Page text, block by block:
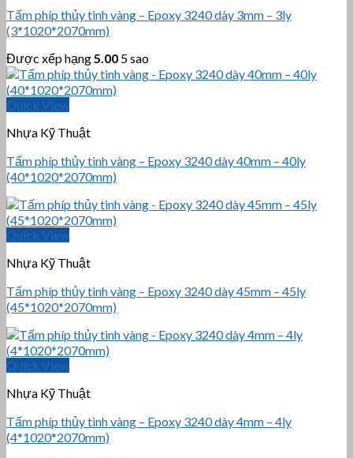
Tấm phíp thủy tinh vàng – Epoxy 3240 dày 3mm – 3ly
(3*1020*2070mm)
Được xếp hạng5.00 5 sao
Quick View
Nhựa Kỹ Thuật
Tấm phíp thủy tinh vàng – Epoxy 3240 dày 40mm – 40ly
(40*1020*2070mm)
Quick View
Nhựa Kỹ Thuật
Tấm phíp thủy tinh vàng – Epoxy 3240 dày 45mm – 45ly
(45*1020*2070mm)
Quick View
Nhựa Kỹ Thuật
Tấm phíp thủy tinh vàng – Epoxy 3240 dày 4mm – 4ly
(4*1020*2070mm)